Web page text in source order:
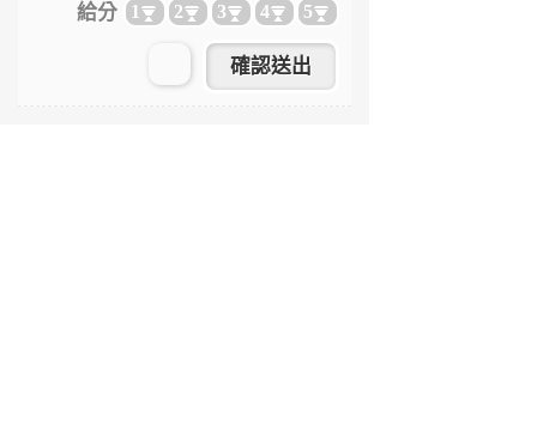
給分 1 2 3 4 5